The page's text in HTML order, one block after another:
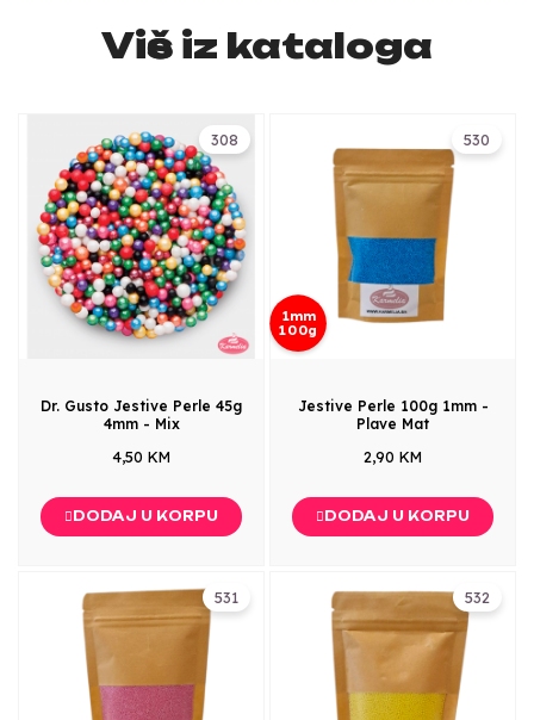
Više iz kataloga
308
Dr. Gusto Jestive Perle 45g
4mm - Mix
4,50 KM
DODAJ U KORPU
530
1mm
100g
Jestive Perle 100g 1mm -
Plave Mat
2,90 KM
DODAJ U KORPU
531 532